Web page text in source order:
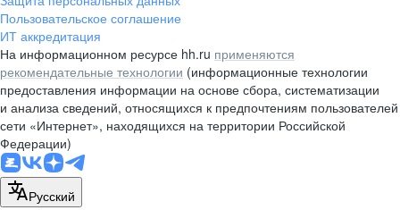
пр. Абая, д. 151, БЦ Алатау,
12 этаж, офис 1209
+7 727 232-13-13
pr@headhunter.com.kz
Пользовательское соглашение
ИТ аккредитация
На информационном ресурсе hh.ru применяются
рекомендательные технологии (информационные технологии
предоставления информации на основе сбора, систематизации
и анализа сведений, относящихся к предпочтениям пользователей
сети «Интернет», находящихся на территории Российской
Федерации)
Русский